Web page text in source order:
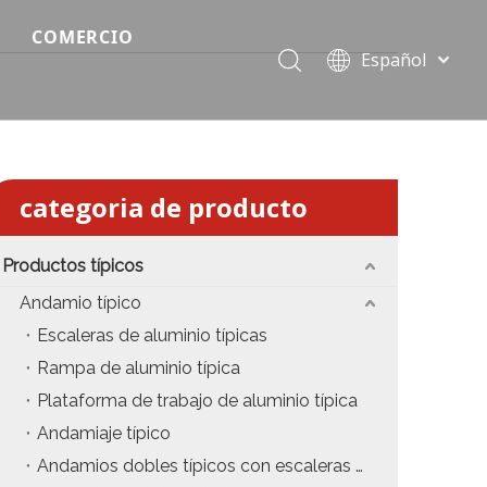
COMERCIO
Precio de la etapa del evento
Precio del armazón de iluminación estándar
Precio de la armadura del techo
Precio de productos relevantes de armadura
Precio de iluminación de escenario
Precio del sonido del escenario
Precio de necesidades de eventos
Español
Pусский
العربية
categoria de producto
Productos típicos
Andamio típico
Escaleras de aluminio típicas
Rampa de aluminio típica
Plataforma de trabajo de aluminio típica
Andamiaje típico
Andamios dobles típicos con escaleras colgantes